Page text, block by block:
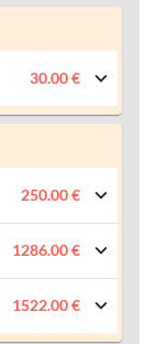
30.00 €
250.00 €
1286.00 €
1522.00 €